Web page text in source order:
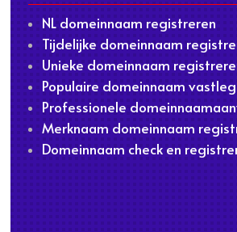
NL domeinnaam registreren
Tijdelijke domeinnaam
Unieke domeinnaam
Populaire domeinnaam
Professionele
Merknaam domeinnaam
Domeinnaam check en